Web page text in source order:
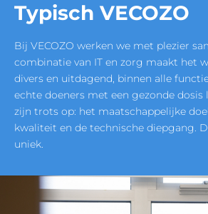
Typisch VECOZO
Bij VECOZO werken we met plezier
combinatie van IT en zorg maakt het
divers en uitdagend, binnen alle
echte doeners met een gezonde dosis
zijn trots op: het maatschappelijke
kwaliteit en de technische diepgang.
uniek.